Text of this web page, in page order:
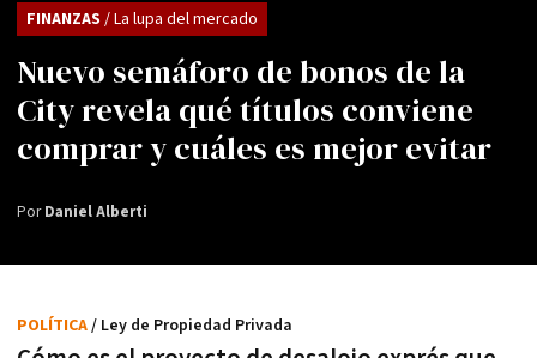
Nuevo semáforo de bonos de la
City revela qué títulos conviene
comprar y cuáles es mejor evitar
FINANZAS / La lupa del mercado
PorDaniel Alberti
POLÍTICA/ Ley de Propiedad Privada